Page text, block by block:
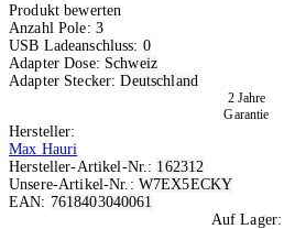
Produkt bewerten
Anzahl Pole: 3
USB Ladeanschluss: 0
Adapter Dose: Schweiz
Adapter Stecker:Deutschland
2 Jahre
Garantie
Hersteller:
Max Hauri
Hersteller-Artikel-Nr.: 162312
Unsere-Artikel-Nr.: W7EX5ECKY
EAN: 7618403040061
Auf Lager: